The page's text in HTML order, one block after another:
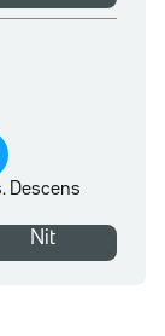
Descens
Nit